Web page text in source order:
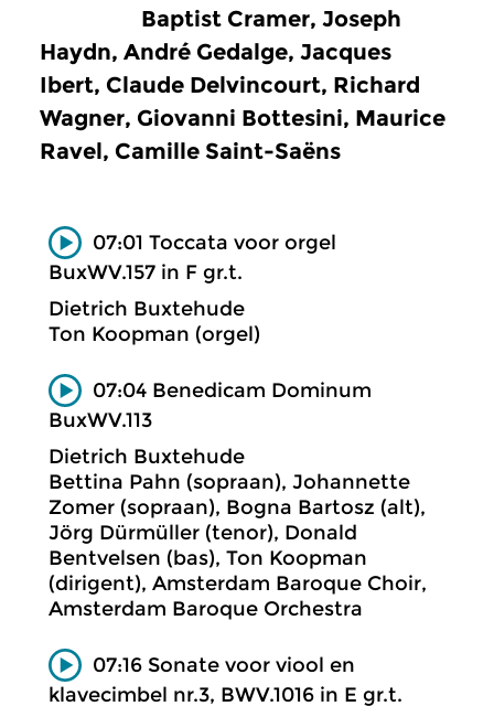
Baptist Cramer, Joseph
Haydn, André Gedalge, Jacques
Ibert, Claude Delvincourt, Richard
Wagner, Giovanni Bottesini, Maurice
Ravel, Camille Saint-Saëns
07:01 Toccata voor orgel
BuxWV.157 in F gr.t.
Dietrich Buxtehude
Ton Koopman (orgel)
07:04 Benedicam Dominum
BuxWV.113
Dietrich Buxtehude
Bettina Pahn (sopraan), Johannette
Zomer (sopraan), Bogna Bartosz (alt),
Jörg Dürmüller (tenor), Donald
Bentvelsen (bas), Ton Koopman
(dirigent), Amsterdam Baroque Choir,
Amsterdam Baroque Orchestra
07:16 Sonate voor viool en
klavecimbel nr.3, BWV.1016 in E gr.t.